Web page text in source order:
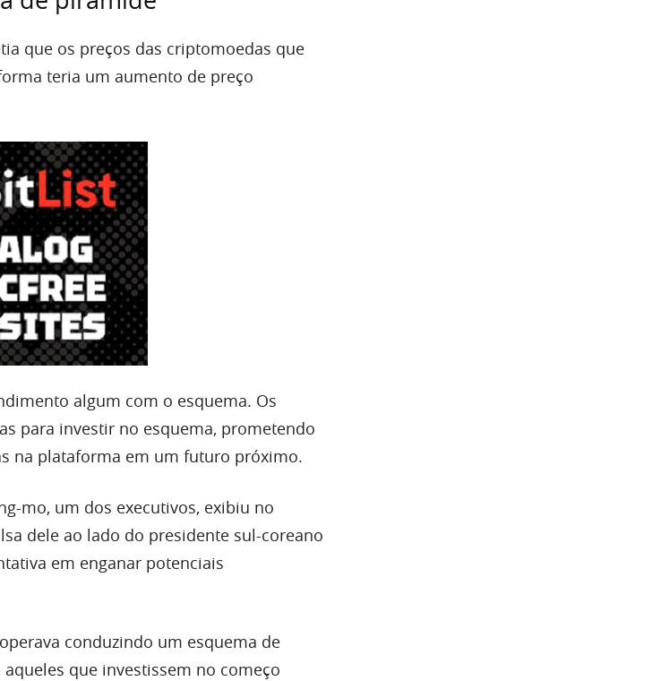
que os preços das criptomoedas que
teria um aumento de preço
algum com o esquema. Os
para investir no esquema, prometendo
na plataforma em um futuro próximo.
mo, um dos executivos, exibiu no
dele ao lado do presidente sul-coreano
em enganar potenciais
conduzindo um esquema de
que investissem no começo